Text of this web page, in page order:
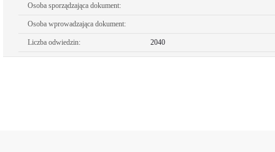
Osoba sporządzająca dokument:
Osoba wprowadzająca dokument:
Liczba odwiedzin: 2040